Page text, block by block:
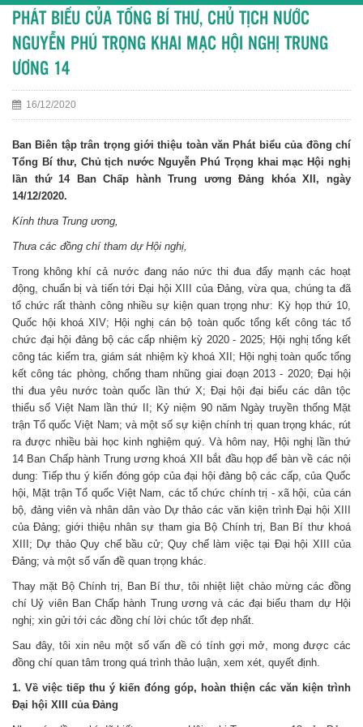
PHÁT BIỂU CỦA TỔNG BÍ THƯ, CHỦ TỊCH NƯỚC
NGUYỄN PHÚ TRỌNG KHAI MẠC HỘI NGHỊ TRUNG
ƯƠNG 14
16/12/2020
Ban Biên tập trân trọng giới thiệu toàn văn Phát biểu của đồng chí
Tổng Bí thư, Chủ tịch nước Nguyễn Phú Trọng khai mạc Hội nghị
lần thứ 14 Ban Chấp hành Trung ương Đảng khóa XII, ngày
14/12/2020.
Kính thưa Trung ương,
Thưa các đồng chí tham dự Hội nghị,
Trong không khí cả nước đang náo nức thi đua đẩy mạnh các hoạt
động, chuẩn bị và tiến tới Đại hội XIII của Đảng, vừa qua, chúng ta đã
tổ chức rất thành công nhiều sự kiện quan trọng như: Kỳ họp thứ 10,
Quốc hội khoá XIV; Hội nghị cán bộ toàn quốc tổng kết công tác tổ
chức đại hội đảng bộ các cấp nhiệm kỳ 2020 - 2025; Hội nghị tổng kết
công tác kiểm tra, giám sát nhiệm kỳ khoá XII; Hội nghị toàn quốc tổng
kết công tác phòng, chống tham nhũng giai đoạn 2013 - 2020; Đại hội
thi đua yêu nước toàn quốc lần thứ X; Đại hội đại biểu các dân tộc
thiểu số Việt Nam lần thứ II; Kỷ niệm 90 năm Ngày truyền thống Mặt
trận Tổ quốc Việt Nam; và một số sự kiện chính trị quan trọng khác, rút
ra được nhiều bài học kinh nghiệm quý. Và hôm nay, Hội nghị lần thứ
14 Ban Chấp hành Trung ương khoá XII bắt đầu họp để bàn về các nội
dung: Tiếp thu ý kiến đóng góp của đại hội đảng bộ các cấp, của Quốc
hội, Mặt trận Tổ quốc Việt Nam, các tổ chức chính trị - xã hội, của cán
bộ, đảng viên và nhân dân vào Dự thảo các văn kiện trình Đại hội XIII
của Đảng; giới thiệu nhân sự tham gia Bộ Chính trị, Ban Bí thư khoá
XIII; Dự thảo Quy chế bầu cử; Quy chế làm việc tại Đại hội XIII của
Đảng; và một số vấn đề quan trọng khác.
Thay mặt Bộ Chính trị, Ban Bí thư, tôi nhiệt liệt chào mừng các đồng
chí Uỷ viên Ban Chấp hành Trung ương và các đại biểu tham dự Hội
nghị; xin gửi tới các đồng chí lời chúc tốt đẹp nhất.
Sau đây, tôi xin nêu một số vấn đề có tính gợi mở, mong được các
đồng chí quan tâm trong quá trình thảo luận, xem xét, quyết định.
1. Về việc tiếp thu ý kiến đóng góp, hoàn thiện các văn kiện trình
Đại hội XIII của Đảng